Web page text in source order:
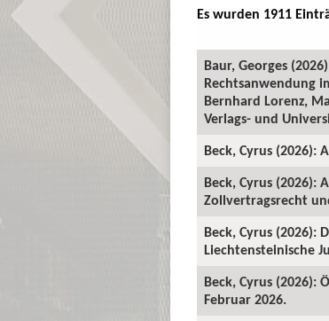
Es wurden 1911
Baur, Georges
Rechtsanwendung
Bernhard Lorenz,
Verlags- und
Beck, Cyrus (2026):
Beck, Cyrus (2026):
Zollvertragsrecht
Beck, Cyrus (2026):
Liechtensteinische
Beck, Cyrus (2026):
Februar 2026.